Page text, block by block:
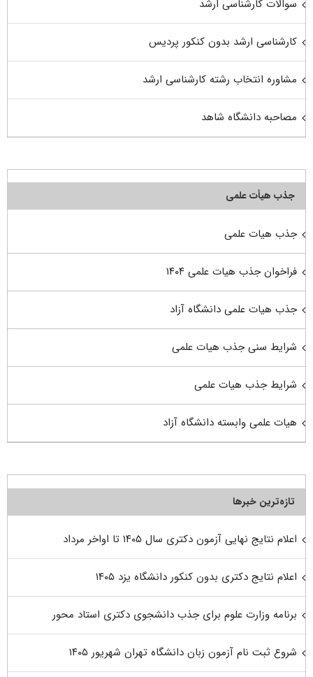
سوالات کارشناسی ارشد
کارشناسی ارشد بدون کنکور پردیس
مشاوره انتخاب رشته کارشناسی ارشد
مصاحبه دانشگاه شاهد
جذب هیأت علمی
جذب هیات علمی
فراخوان جذب هیات علمی ۱۴۰۴
جذب هیات علمی دانشگاه آزاد
شرایط سنی جذب هیات علمی
شرایط جذب هیات علمی
هیات علمی وابسته دانشگاه آزاد
تازه‌ترین خبرها
اعلام نتایج نهایی آزمون دکتری سال ۱۴۰۵ تا اواخر مرداد
اعلام نتایج دکتری بدون کنکور دانشگاه یزد ۱۴۰۵
برنامه وزارت علوم برای جذب دانشجوی دکتری استاد محور
شروع ثبت نام آزمون زبان دانشگاه تهران شهریور ۱۴۰۵